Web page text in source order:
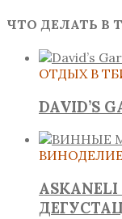
ЧТО ДЕЛАТЬ В
ОТДЫХ В
DAVID’S
ВИНОДЕЛИЕ
ASKANELI